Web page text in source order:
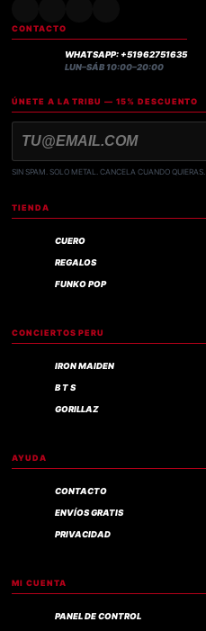
CONTACTO
WHATSAPP: +51962751635
LUN–SÁB 10:00–20:00
ÚNETE A LA TRIBU — 15% DESCUENTO
SIN SPAM. SOLO METAL. CANCELA CUANDO QUIERAS.
TIENDA
CUERO
REGALOS
FUNKO POP
CONCIERTOS PERU
IRON MAIDEN
B T S
GORILLAZ
AYUDA
CONTACTO
ENVÍOS GRATIS
PRIVACIDAD
MI CUENTA
PANEL DE CONTROL